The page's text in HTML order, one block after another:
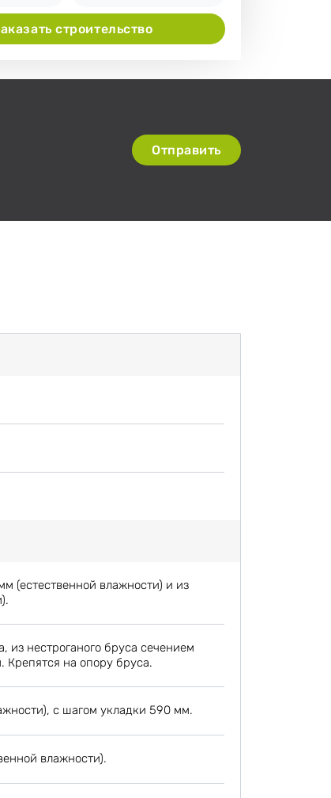
Заказать строительство
Отправить
(естественной влажности) и из
из нестроганого бруса сечением
Крепятся на опору бруса.
с шагом укладки 590 мм.
влажности).